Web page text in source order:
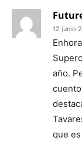
12 junio
año.
que